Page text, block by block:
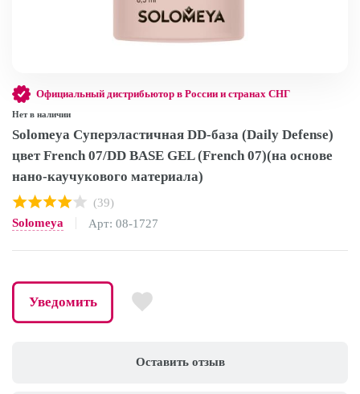
Оставить отзыв
Официальный дистрибьютор в России и странах СНГ
Нет в наличии
Solomeya Суперэластичная DD-база (Daily Defense)
цвет French 07/DD BASE GEL (French 07)(на основе
нано-каучукового материала)
(39)
Solomeya
Арт: 08-1727
Уведомить